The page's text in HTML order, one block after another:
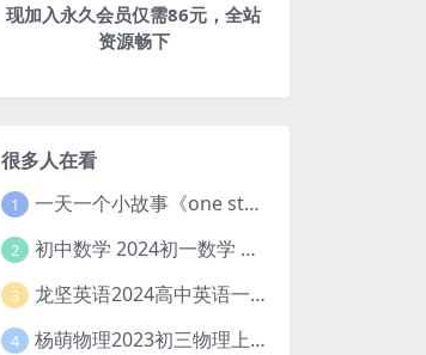
现加入永久会员仅需86元，全站
资源畅下
很多人在看
1 一天一个小故事《one story a day》初中版 百度网盘分享下载
2 初中数学 2024初一数学 朱韬数学 S班春季下 A+班春季下 百度云网盘
3 龙坚英语2024高中英语一轮系统班(全国卷+北京卷)
4 杨萌物理2023初三物理上秋季A+班(视频+讲义) 百度网盘分享